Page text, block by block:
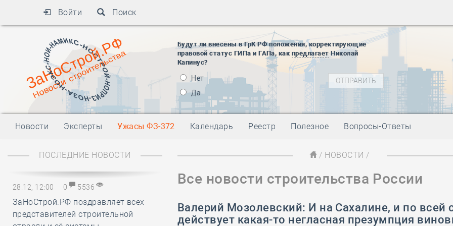
Войти Поиск
Будут ли внесены в ГрК РФ положения, корректирующие
правовой статус ГИПа и ГАПа, как предлагаетНиколай
Капинус?
Нет
Да
27 января
блокады
01 мая-
09 мая -
10 ноября
01 мая-
09 мая-
Новости Эксперты Ужасы ФЗ-372 Календарь Реестр Полезное Вопросы-Ответы
ПОСЛЕДНИЕ НОВОСТИ
28.12, 12:00 0 5536
ЗаНоСтрой.РФ поздравляет всех
представителей строительной
/ НОВОСТИ /
Все новости строительства России
Валерий Мозолевский: И на Сахалине, и по всей
действует какая-то негласная презумпция